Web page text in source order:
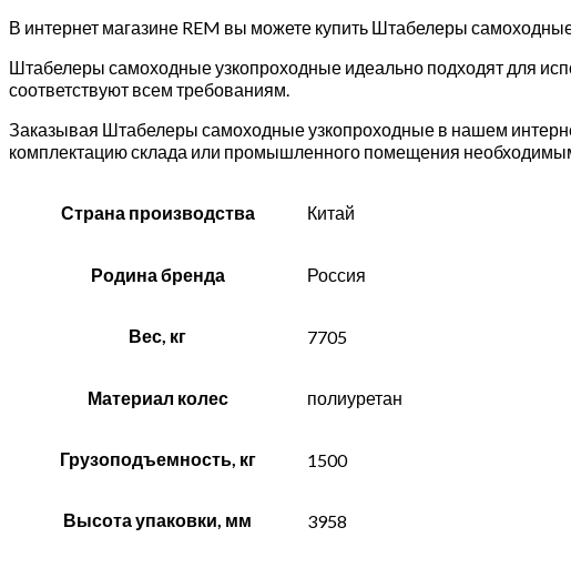
узкопроходный
поднимающейся
кабиной)
В интернет магазине REM вы можете купить Штабелеры
Штабелеры самоходные узкопроходные идеально подходят для
соответствуют всем требованиям.
Заказывая Штабелеры самоходные узкопроходные в нашем
комплектацию склада или промышленного помещения
Страна производства Китай
Родина бренда Россия
Вес, кг 7705
Материал колес полиуретан
Грузоподъемность, кг 1500
Высота упаковки, мм 3958